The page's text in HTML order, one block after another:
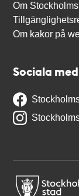
Om
Om kakor på
Sociala